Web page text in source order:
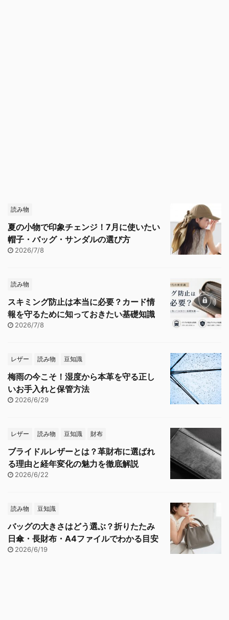
読み物
夏の小物で印象チェンジ！7月に使いたい
帽子・バッグ・サンダルの選び方
2026/7/8
読み物
スキミング防止は本当に必要？カード情
報を守るために知っておきたい基礎知識
2026/7/8
レザー 読み物 豆知識
梅雨の今こそ！湿度から本革を守る正し
いお手入れと保管方法
2026/6/29
レザー 読み物 豆知識 財布
ブライドルレザーとは？革財布に選ばれ
る理由と経年変化の魅力を徹底解説
2026/6/22
読み物 豆知識
バッグの大きさはどう選ぶ？折りたたみ
日傘・長財布・A4ファイルでわかる目安
2026/6/19